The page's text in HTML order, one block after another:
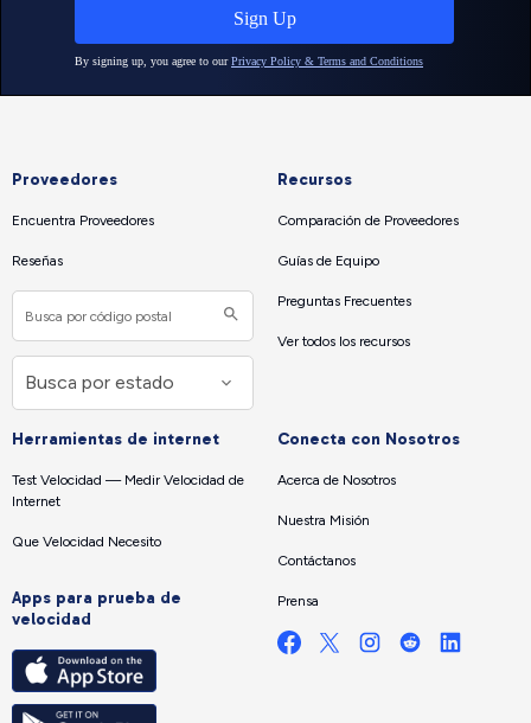
Proveedores
Encuentra Proveedores
Reseñas
Recursos
Comparación de Proveedores
Guías de Equipo
Preguntas Frecuentes
Ver todos los recursos
Herramientas de internet
Test Velocidad — Medir Velocidad de
Internet
Que Velocidad Necesito
Apps para prueba de
velocidad
Conecta con Nosotros
Acerca de Nosotros
Nuestra Misión
Contáctanos
Prensa